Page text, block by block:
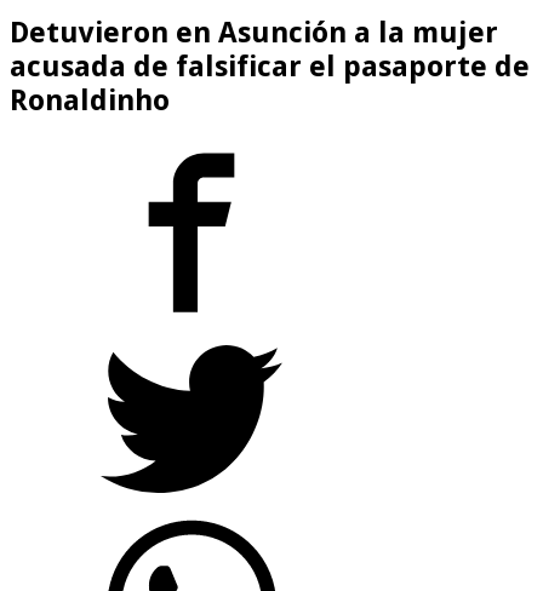
Detuvieron en Asunción a la mujer
acusada de falsificar el pasaporte de
Ronaldinho